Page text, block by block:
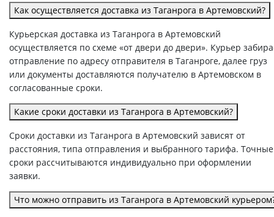
Как осуществляется доставка из Таганрога в Артемовский?
Курьерская доставка из Таганрога в Артемовский
осуществляется по схеме «от двери до двери». Курьер
отправление по адресу отправителя в Таганроге, далее груз
или документы доставляются получателю в Артемовском в
согласованные сроки.
Какие сроки доставки из Таганрога в Артемовский?
Сроки доставки из Таганрога в Артемовский зависят от
расстояния, типа отправления и выбранного тарифа. Точные
сроки рассчитываются индивидуально при оформлении
заявки.
Что можно отправить из Таганрога в Артемовский